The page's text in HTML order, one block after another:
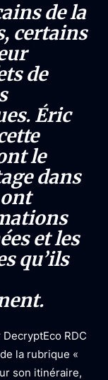
de la
certains
de
Éric
le
dans
et les
qu’ils
RDC
la rubrique «
son itinéraire,